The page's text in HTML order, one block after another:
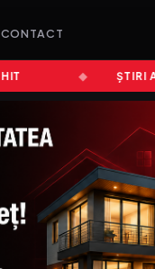
CONTACT
ȘTIRI ALBA